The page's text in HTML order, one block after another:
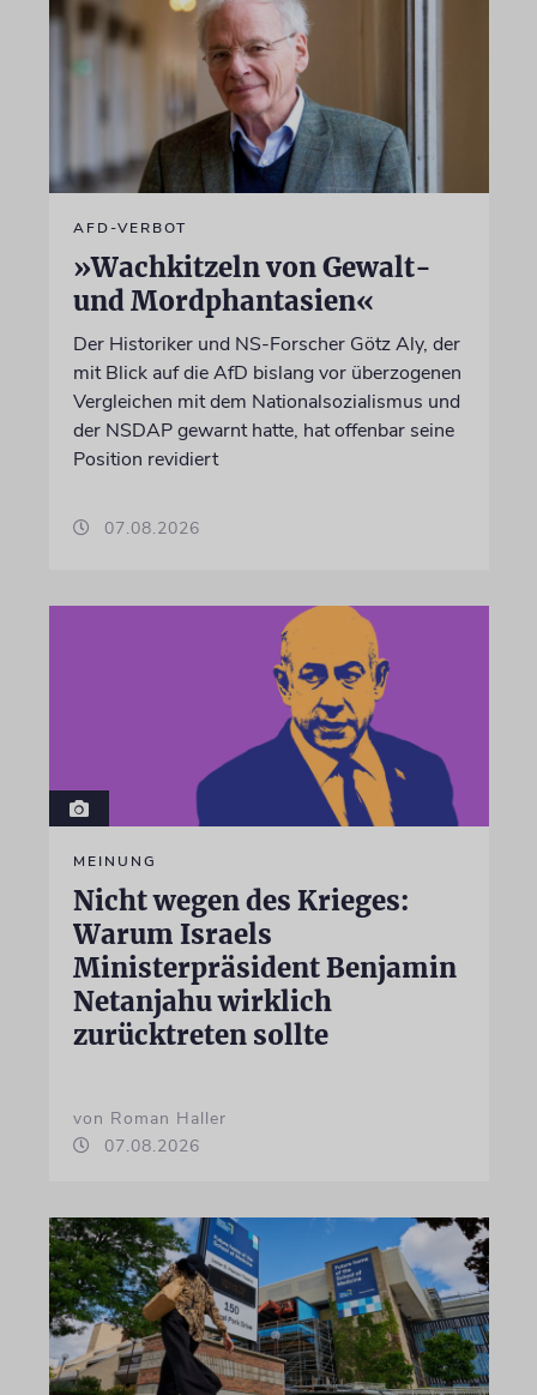
AFD-VERBOT
»Wachkitzeln von Gewalt-
und Mordphantasien«
Der Historiker und NS-Forscher Götz Aly, der
mit Blick auf die AfD bislang vor überzogenen
Vergleichen mit dem Nationalsozialismus und
der NSDAP gewarnt hatte, hat offenbar seine
Position revidiert
07.08.2026
MEINUNG
Nicht wegen des Krieges:
Warum Israels
Ministerpräsident Benjamin
Netanjahu wirklich
zurücktreten sollte
von Roman Haller
07.08.2026